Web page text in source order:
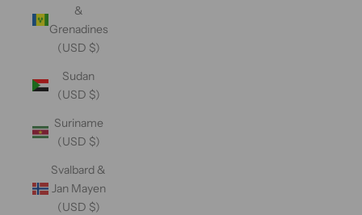
&
Grenadines
(USD $)
Sudan
(USD $)
Suriname
(USD $)
Svalbard &
Jan Mayen
(USD $)